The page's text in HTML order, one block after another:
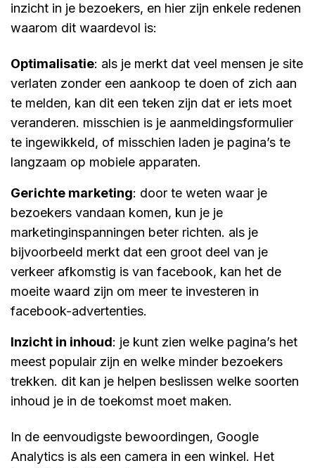
inzicht in je bezoekers, en hier zijn enkele redenen
waarom dit waardevol is:
optimalisatie: als je merkt dat veel mensen je site
verlaten zonder een aankoop te doen of zich aan
te melden, kan dit een teken zijn dat er iets moet
veranderen. misschien is je aanmeldingsformulier
te ingewikkeld, of misschien laden je pagina’s te
langzaam op mobiele apparaten.
gerichte marketing: door te weten waar je
bezoekers vandaan komen, kun je je
marketinginspanningen beter richten. als je
bijvoorbeeld merkt dat een groot deel van je
verkeer afkomstig is van facebook, kan het de
moeite waard zijn om meer te investeren in
facebook-advertenties.
inzicht in inhoud: je kunt zien welke pagina’s het
meest populair zijn en welke minder bezoekers
trekken. dit kan je helpen beslissen welke soorten
inhoud je in de toekomst moet maken.
In de eenvoudigste bewoordingen, Google
Analytics is als een camera in een winkel. Het